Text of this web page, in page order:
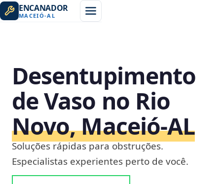
ENCANADOR
MACEIÓ-AL
Desentupimento
de Vaso no Rio
Novo, Maceió‑AL
Soluções rápidas para obstruções.
Especialistas experientes perto de você.